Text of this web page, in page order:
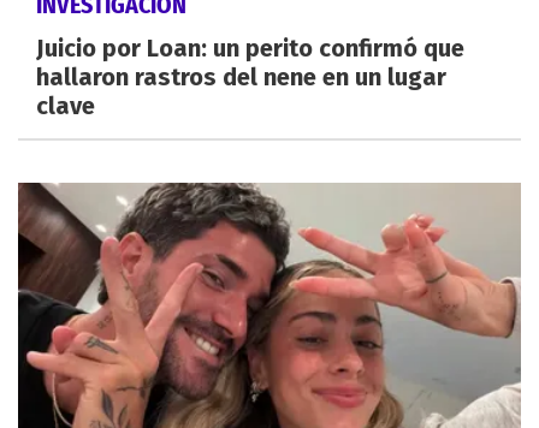
Juicio por Loan: un perito confirmó que
hallaron rastros del nene en un lugar
clave